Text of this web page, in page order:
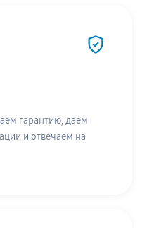
гарантию, даём
и отвечаем на